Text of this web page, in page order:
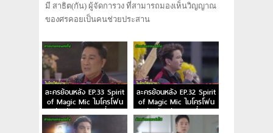
มี สาธิต(กัน) ผู้จัดการวง ที่สามารถมองเห็นวิญญาณ
ของศรคอยเป็นคนช่วยประสาน
ละครย้อนหลัง EP.33 Spirit
of Magic Mic ไมโครโฟน
ม่วนป่วนรัก ตอนที่ 33
ละครย้อนหลัง EP.32 Spirit
of Magic Mic ไมโครโฟน
ม่วนป่วนรัก ตอนที่ 32